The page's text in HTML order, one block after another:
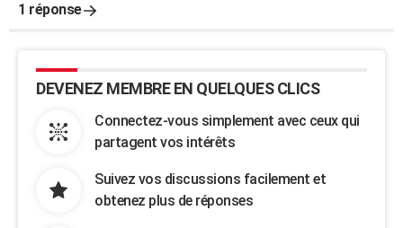
1 réponse
DEVENEZ MEMBRE EN QUELQUES CLICS
Connectez-vous simplement avec ceux qui
partagent vos intérêts
Suivez vos discussions facilement et
obtenez plus de réponses